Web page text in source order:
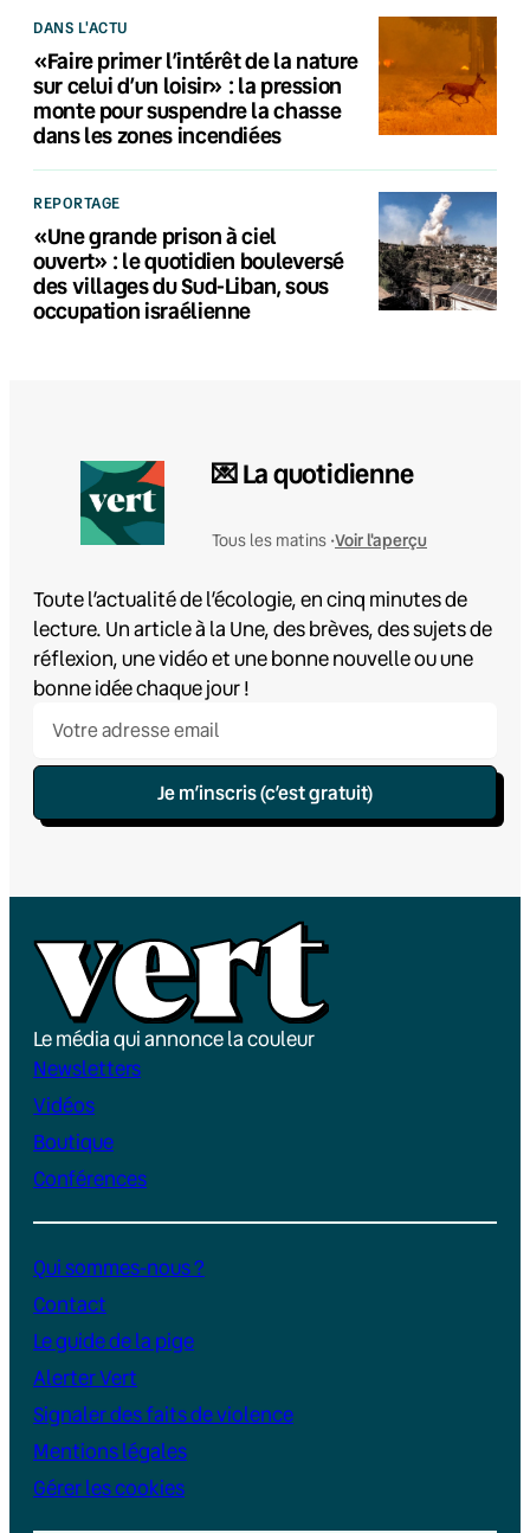
DANS L'ACTU
«Faire primer l’intérêt de la nature
sur celui d’un loisir» : la pression
monte pour suspendre la chasse
dans les zones incendiées
REPORTAGE
«Une grande prison à ciel
ouvert» : le quotidien bouleversé
des villages du Sud-Liban, sous
occupation israélienne
💌 La quotidienne
Tous les matins •Voir l'aperçu
Toute l’actualité de l’écologie, en cinq minutes de
lecture. Un article à la Une, des brèves, des sujets de
réflexion, une vidéo et une bonne nouvelle ou une
bonne idée chaque jour !
Je m’inscris (c’est gratuit)
Le média qui annonce la couleur
Newsletters
Vidéos
Boutique
Conférences
Qui sommes-nous ?
Contact
Le guide de la pige
Alerter Vert
Signaler des faits de violence
Mentions légales
Gérer les cookies